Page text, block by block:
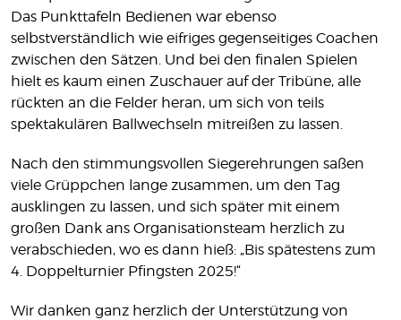
Das Punkttafeln Bedienen war ebenso
selbstverständlich wie eifriges gegenseitiges Coachen
zwischen den Sätzen. Und bei den finalen Spielen
hielt es kaum einen Zuschauer auf der Tribüne, alle
rückten an die Felder heran, um sich von teils
spektakulären Ballwechseln mitreißen zu lassen.
Nach den stimmungsvollen Siegerehrungen saßen
viele Grüppchen lange zusammen, um den Tag
ausklingen zu lassen, und sich später mit einem
großen Dank ans Organisationsteam herzlich zu
verabschieden, wo es dann hieß: „Bis spätestens zum
4. Doppelturnier Pfingsten 2025!“
Wir danken ganz herzlich der Unterstützung von